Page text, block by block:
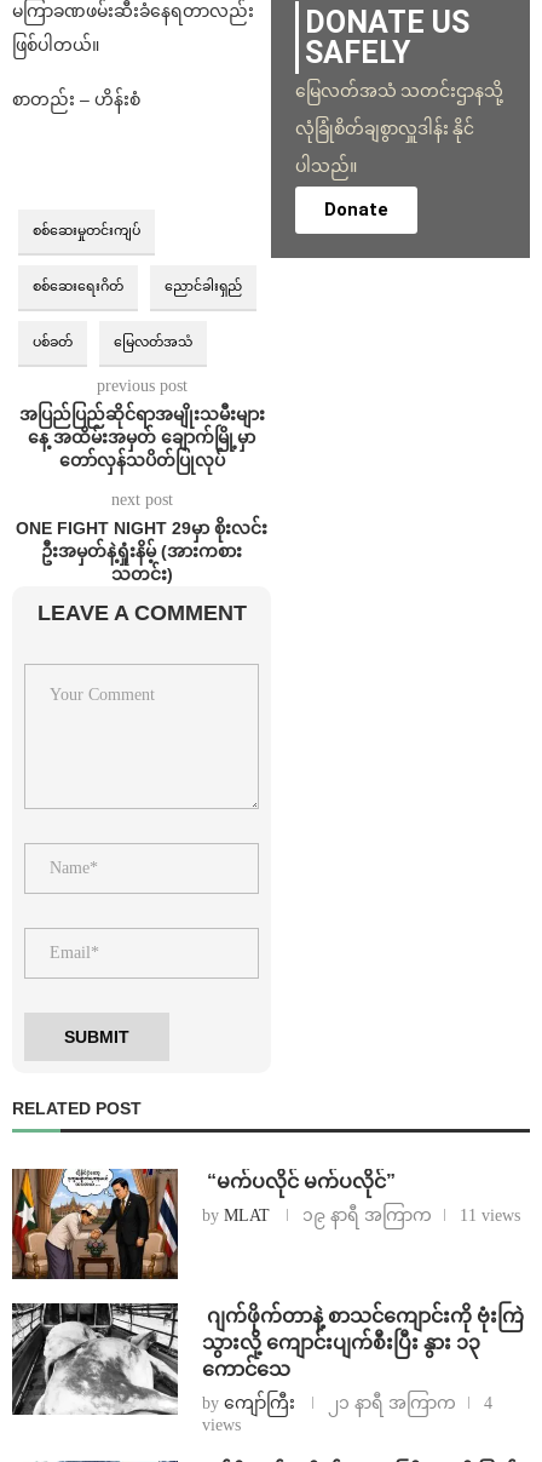
မကြာခဏဖမ်းဆီးခံနေရတာလည်း
ဖြစ်ပါတယ်။
စာတည်း – ဟိန်းစံ
စစ်ဆေးမှုတင်းကျပ်
စစ်ဆေးရေးဂိတ် ညောင်ခါးရှည်
ပစ်ခတ် မြေလတ်အသံ
previous post
အပြည်ပြည်ဆိုင်ရာအမျိုးသမီးများ
နေ့ အထိမ်းအမှတ် ချောက်မြို့မှာ
တော်လှန်သပိတ်ပြုလုပ်
next post
ONE FIGHT NIGHT 29မှာ စိုးလင်း
ဦးအမှတ်နဲ့ရှုံးနိမ့် (အားကစား
သတင်း)
LEAVE A COMMENT
DONATE US
SAFELY
မြေလတ်အသံ သတင်းဌာနသို့
လုံခြုံစိတ်ချစွာလှူဒါန်း နိုင်
ပါသည်။
Donate
RELATED POST
⁨ ⁨“မက်ပလိုင် မက်ပလိုင်”
by MLAT ၁၉ နာရီ အကြာက 11 views
⁨⁩ ⁨ဂျက်ဖိုက်တာနဲ့ စာသင်ကျောင်းကို ဗုံးကြဲ
သွားလို့ ကျောင်းပျက်စီးပြီး နွား ၁၃
ကောင်သေ
by ကျော်ကြီး ၂၁ နာရီ အကြာက
4
views